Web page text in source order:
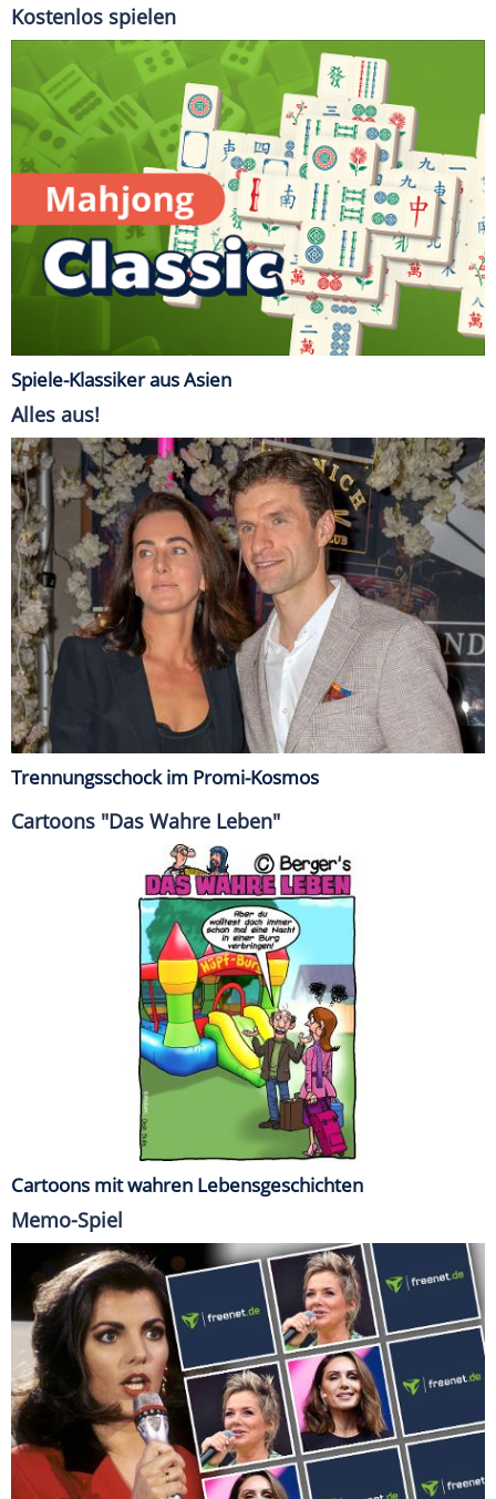
Kostenlos spielen
Spiele-Klassiker aus Asien
Alles aus!
Trennungsschock im Promi-Kosmos
Cartoons "Das Wahre Leben"
Cartoons mit wahren Lebensgeschichten
Memo-Spiel